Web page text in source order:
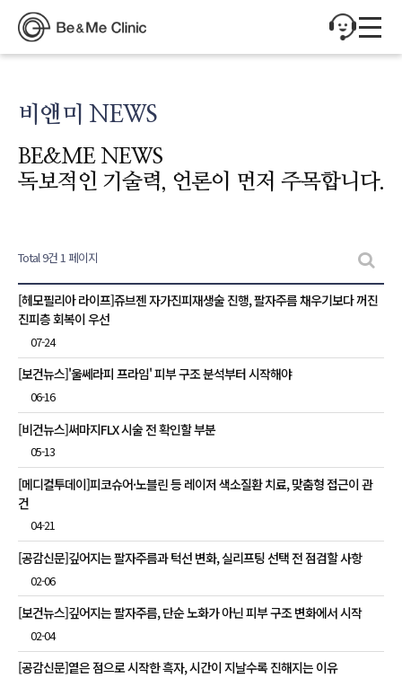
비앤미 NEWS
BE&ME NEWS
독보적인 기술력, 언론이 먼저 주목합니다.
Total 9건 1 페이지
비앤미 NEWS 목록
[헤모필리아 라이프]쥬브젠 자가진피재생술 진행, 팔자주름 채우기보다 꺼진
진피층 회복이 우선
07-24
[보건뉴스]'울쎄라피 프라임' 피부 구조 분석부터 시작해야
06-16
[비건뉴스]써마지FLX 시술 전 확인할 부분
05-13
[메디컬투데이]피코슈어·노블린 등 레이저 색소질환 치료, 맞춤형 접근이 관
건
04-21
[공감신문]깊어지는 팔자주름과 턱선 변화, 실리프팅 선택 전 점검할 사항
02-06
[보건뉴스]깊어지는 팔자주름, 단순 노화가 아닌 피부 구조 변화에서 시작
02-04
[공감신문]옅은 점으로 시작한 흑자, 시간이 지날수록 진해지는 이유